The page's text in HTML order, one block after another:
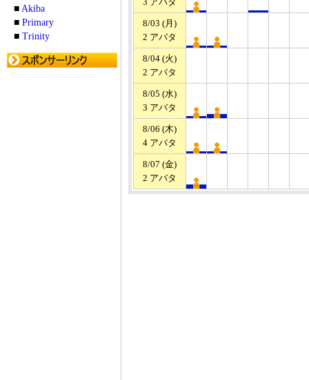
■ Akiba
■ Primary
■ Trinity
8/03 (月)
2 アバタ
8/04 (火)
2 アバタ
8/05 (水)
3 アバタ
8/06 (木)
4 アバタ
8/07 (金)
2 アバタ